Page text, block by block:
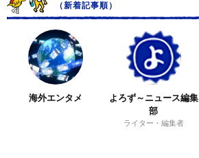
（新着記事順）
海外エンタメ
よろず～ニュース編集
部
ライター・編集者